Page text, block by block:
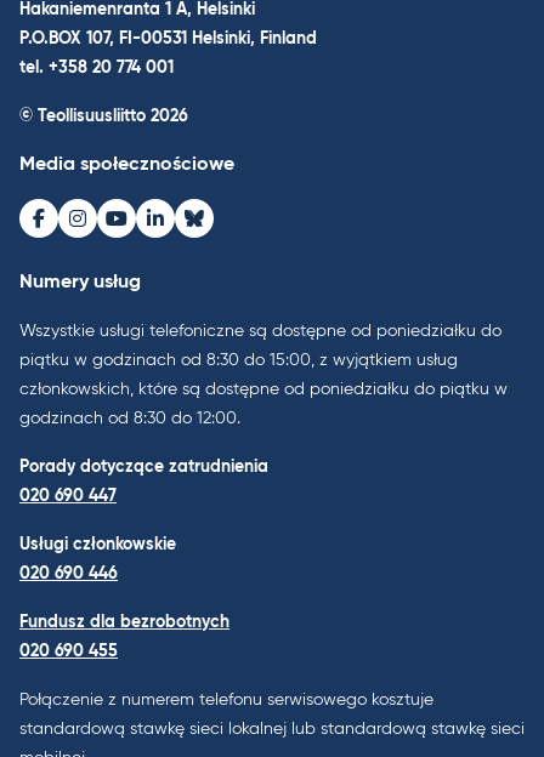
Hakaniemenranta 1 A, Helsinki
P.O.BOX 107, FI-00531 Helsinki, Finland
tel. +358 20 774 001
© Teollisuusliitto 2026
Media społecznościowe
Facebook
Instagram
Youtube
LinkedInBluesky
Numery usług
Wszystkie usługi telefoniczne są dostępne od poniedziałku do
piątku w godzinach od 8:30 do 15:00, z wyjątkiem usług
członkowskich, które są dostępne od poniedziałku do piątku w
godzinach od 8:30 do 12:00.
Porady dotyczące zatrudnienia
020 690 447
Usługi członkowskie
020 690 446
Fundusz dla bezrobotnych
020 690 455
Połączenie z numerem telefonu serwisowego kosztuje
standardową stawkę sieci lokalnej lub standardową stawkę sieci